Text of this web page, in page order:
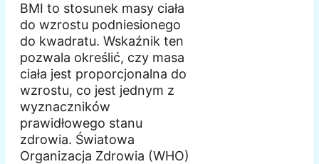
BMI to stosunek masy ciała
do wzrostu podniesionego
do kwadratu. Wskaźnik ten
pozwala określić, czy masa
ciała jest proporcjonalna do
wzrostu, co jest jednym z
wyznaczników
prawidłowego stanu
zdrowia. Światowa
Organizacja Zdrowia (WHO)